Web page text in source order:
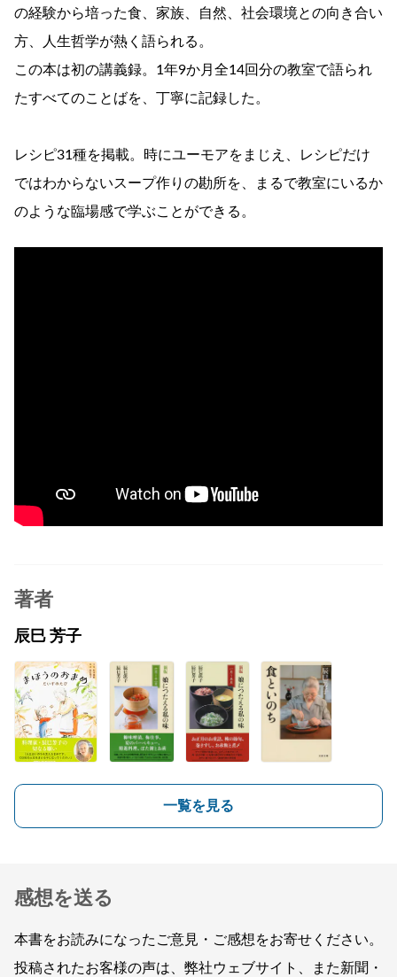
の経験から培った食、家族、自然、社会環境との向き合い
方、人生哲学が熱く語られる。
この本は初の講義録。1年9か月全14回分の教室で語られ
たすべてのことばを、丁寧に記録した。
レシピ31種を掲載。時にユーモアをまじえ、レシピだけ
ではわからないスープ作りの勘所を、まるで教室にいるか
のような臨場感で学ぶことができる。
著者
辰巳 芳子
一覧を見る
感想を送る
本書をお読みになったご意見・ご感想をお寄せください。
投稿されたお客様の声は、弊社ウェブサイト、また新聞・